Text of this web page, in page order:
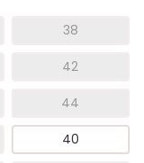
38
42
44
40